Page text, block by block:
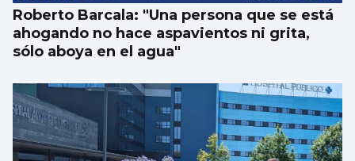
Roberto Barcala: "Una persona que se está
ahogando no hace aspavientos ni grita,
sólo aboya en el agua"